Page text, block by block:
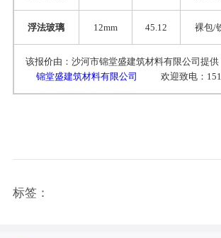
浮法玻璃 12mm 45.12 裸包/
该报价由：沙河市锦堂盛建筑材料有限公司提供
锦堂盛建筑材料有限公司
欢迎致电：
标签：